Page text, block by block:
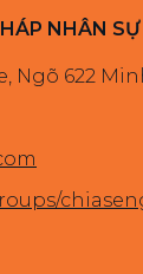
NHÂN
Ngõ 622